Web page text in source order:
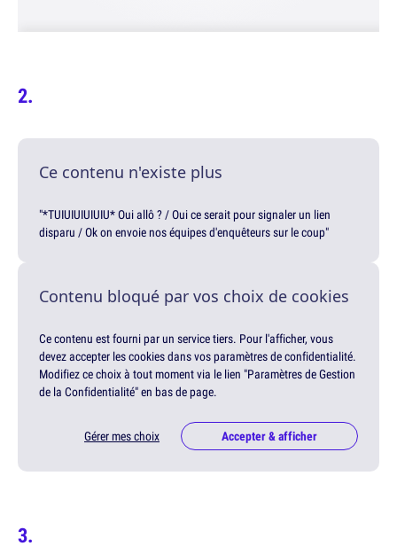
Ce contenu n'existe plus
"*TUIUIUIUIUIU* Oui allô ? / Oui ce serait pour signaler un lien
disparu / Ok on envoie nos équipes d'enquêteurs sur le coup"
Contenu bloqué par vos choix de cookies
Ce contenu est fourni par un service tiers. Pour l'afficher, vous
devez accepter les cookies dans vos paramètres de confidentialité.
Modifiez ce choix à tout moment via le lien "Paramètres de Gestion
de la Confidentialité" en bas de page.
Gérer mes choix Accepter & afficher